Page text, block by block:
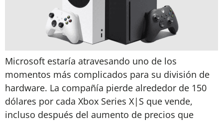
Microsoft estaría atravesando uno de los
momentos más complicados para su división de
hardware. La compañía pierde alrededor de 150
dólares por cada Xbox Series X|S que vende,
incluso después del aumento de precios que